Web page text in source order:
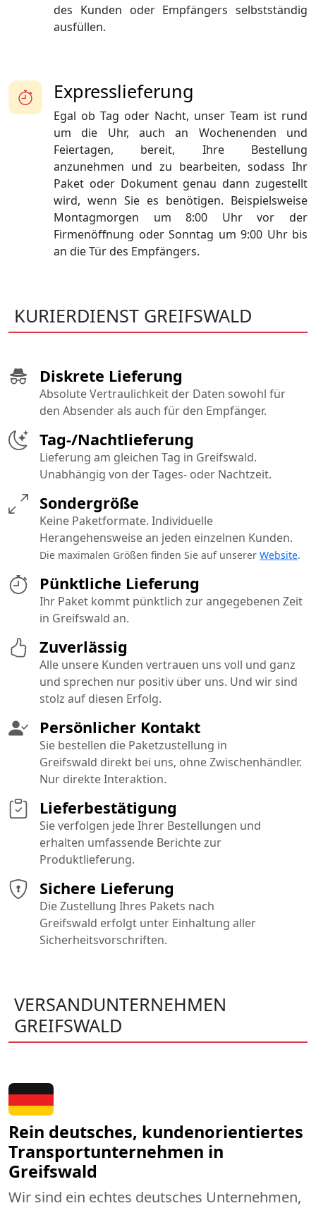
des Kunden oder Empfängers selbstständig
ausfüllen.
Expresslieferung
Egal ob Tag oder Nacht, unser Team ist rund
um die Uhr, auch an Wochenenden und
Feiertagen, bereit, Ihre Bestellung
anzunehmen und zu bearbeiten, sodass Ihr
Paket oder Dokument genau dann zugestellt
wird, wenn Sie es benötigen. Beispielsweise
Montagmorgen um 8:00 Uhr vor der
Firmenöffnung oder Sonntag um 9:00 Uhr bis
an die Tür des Empfängers.
KURIERDIENST GREIFSWALD
Pünktliche Lieferung
Ihr Paket kommt pünktlich zur angegebenen Zeit
in Greifswald an.
Sichere Lieferung
Die Zustellung Ihres Pakets nach
Greifswald erfolgt unter Einhaltung aller
Sicherheitsvorschriften.
Diskrete Lieferung
Absolute Vertraulichkeit der Daten sowohl für
den Absender als auch für den Empfänger.
Tag-/Nachtlieferung
Lieferung am gleichen Tag in Greifswald.
Unabhängig von der Tages- oder Nachtzeit.
Persönlicher Kontakt
Sie bestellen die Paketzustellung in
Greifswald direkt bei uns, ohne Zwischenhändler.
Nur direkte Interaktion.
Sondergröße
Keine Paketformate. Individuelle
Herangehensweise an jeden einzelnen Kunden.
Die maximalen Größen finden Sie auf unserer Website.
Lieferbestätigung
Sie verfolgen jede Ihrer Bestellungen und
erhalten umfassende Berichte zur
Produktlieferung.
Zuverlässig
Alle unsere Kunden vertrauen uns voll und ganz
und sprechen nur positiv über uns. Und wir sind
stolz auf diesen Erfolg.
VERSANDUNTERNEHMEN
GREIFSWALD
Rein deutsches, kundenorientiertes
Transportunternehmen in
Greifswald
Wir sind ein echtes deutsches Unternehmen,